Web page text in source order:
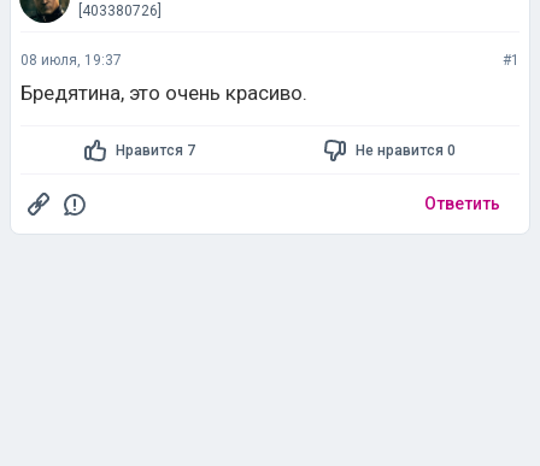
[403380726]
08 июля, 19:37 #1
Бредятина, это очень красиво.
Нравится 7 Не нравится 0
Ответить